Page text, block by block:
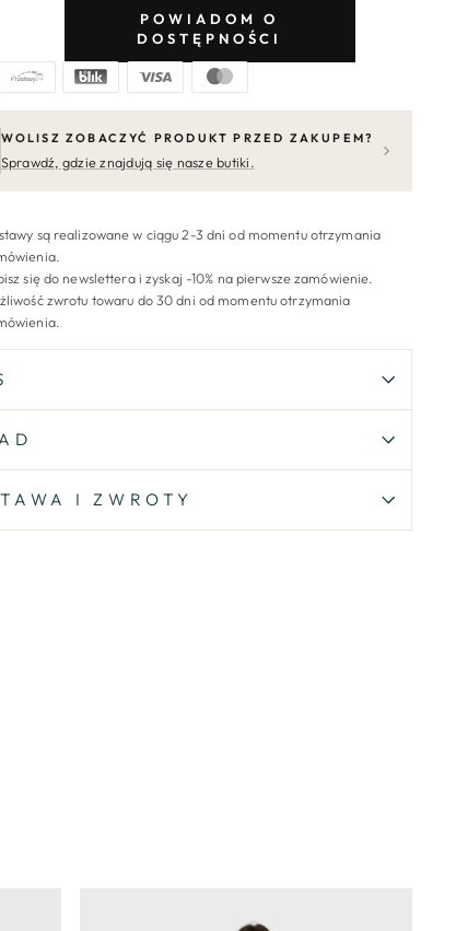
POWIADOM O
DOSTĘPNOŚCI
WOLISZ ZOBACZYĆ PRODUKT PRZED ZAKUPEM?
Sprawdź, gdzie znajdują się nasze butiki.
są realizowane w ciągu 2-3 dni od momentu otrzymania
się do newslettera i zyskaj -10% na pierwsze zamówienie.
zwrotu towaru do 30 dni od momentu otrzymania
I ZWROTY